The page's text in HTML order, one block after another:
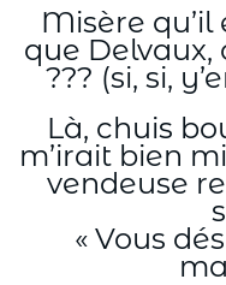
Misère qu’il
que Delvaux,
??? (si, si,
Là, chuis
m’irait bien
vendeuse
« Vous